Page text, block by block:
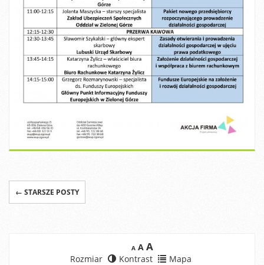
← STARSZE POSTY
A A A
Rozmiar Kontrast Mapa